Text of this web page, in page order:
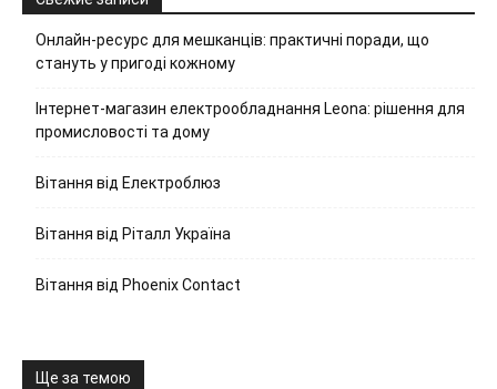
Онлайн-ресурс для мешканців: практичні поради, що
стануть у пригоді кожному
Інтернет-магазин електрообладнання Leona: рішення для
промисловості та дому
Вітання від Електроблюз
Вітання від Ріталл Україна
Вітання від Phoenix Contact
Ще за темою